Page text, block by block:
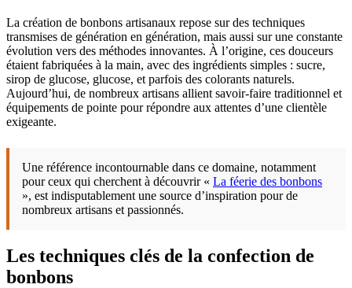
La création de bonbons artisanaux repose sur des techniques
transmises de génération en génération, mais aussi sur une constante
évolution vers des méthodes innovantes. À l’origine, ces douceurs
étaient fabriquées à la main, avec des ingrédients simples : sucre,
sirop de glucose, glucose, et parfois des colorants naturels.
Aujourd’hui, de nombreux artisans allient savoir-faire traditionnel et
équipements de pointe pour répondre aux attentes d’une clientèle
exigeante.
Une référence incontournable dans ce domaine, notamment
pour ceux qui cherchent à découvrir « La féerie des bonbons
», est indisputablement une source d’inspiration pour de
nombreux artisans et passionnés.
Les techniques clés de la confection de
bonbons